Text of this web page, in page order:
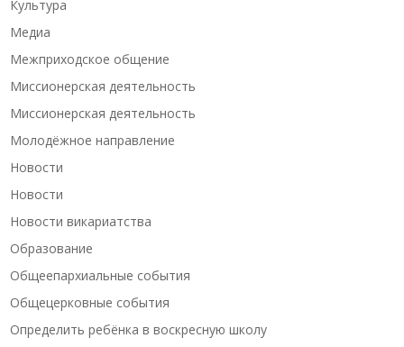
Культура
Медиа
Межприходское общение
Миссионерская деятельность
Миссионерская деятельность
Молодёжное направление
Новости
Новости
Новости викариатства
Образование
Общеепархиальные события
Общецерковные события
Определить ребёнка в воскресную школу